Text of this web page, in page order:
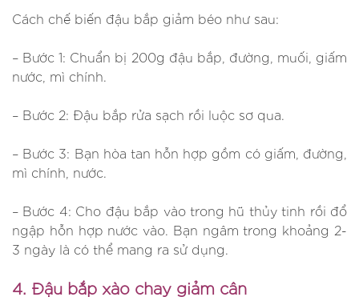
Cách chế biến đậu bắp giảm béo như sau:
– Bước 1: Chuẩn bị 200g đậu bắp, đường, muối, giấm
nước, mì chính.
– Bước 2: Đậu bắp rửa sạch rồi luộc sơ qua.
– Bước 3: Bạn hòa tan hỗn hợp gồm có giấm, đường,
mì chính, nước.
– Bước 4: Cho đậu bắp vào trong hũ thủy tinh rồi đổ
ngập hỗn hợp nước vào. Bạn ngâm trong khoảng 2-
3 ngày là có thể mang ra sử dụng.
4. Đậu bắp xào chay giảm cân